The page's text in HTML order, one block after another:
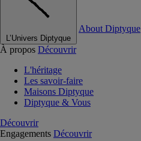
L’Univers Diptyque
About Diptyque
À propos Découvrir
L'héritage
Les savoir-faire
Maisons Diptyque
Diptyque & Vous
Découvrir
Engagements Découvrir